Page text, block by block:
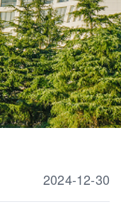
2024-12-30